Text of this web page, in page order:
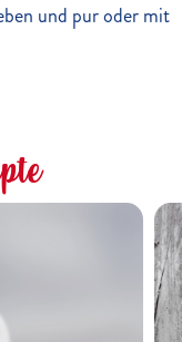
und pur oder mit